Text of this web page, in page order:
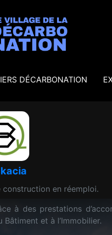
DÉCARBONATION
en réemploi.
à des prestations
et à l’Immobilier.